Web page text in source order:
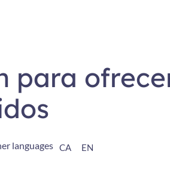
para
languages CA EN